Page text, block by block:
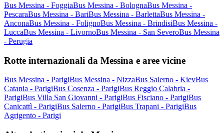
Bus Messina - FoggiaBus Messina - BolognaBus Messina -
PescaraBus Messina - BariBus Messina - BarlettaBus Messina -
AnconaBus Messina - FolignoBus Messina - BrindisiBus Messina -
LuccaBus Messina - LivornoBus Messina - San SeveroBus Messina
- Perugia
Rotte internazionali da Messina e aree vicine
Bus Messina - ParigiBus Messina - NizzaBus Salerno - KievBus
Catania - ParigiBus Cosenza - ParigiBus Reggio Calabria -
ParigiBus Villa San Giovanni - ParigiBus Fisciano - ParigiBus
Canicattì - ParigiBus Salerno - ParigiBus Trapani - ParigiBus
Agrigento - Parigi